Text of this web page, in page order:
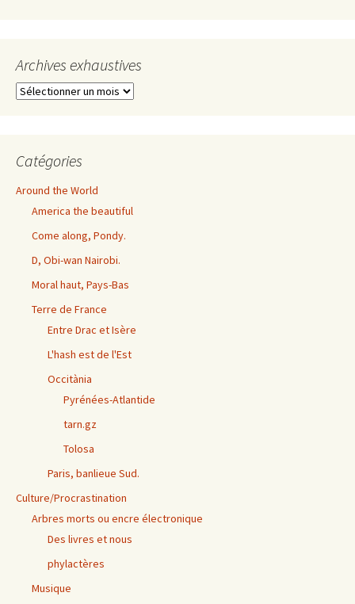
Archives exhaustives
Archives
Catégories
Around the World
America the beautiful
Come along, Pondy.
D, Obi-wan Nairobi.
Moral haut, Pays-Bas
Terre de France
Entre Drac et Isère
L'hash est de l'Est
Occitània
Pyrénées-Atlantide
tarn.gz
Tolosa
Paris, banlieue Sud.
Culture/Procrastination
Arbres morts ou encre électronique
Des livres et nous
phylactères
Musique